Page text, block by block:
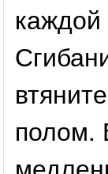
полом.